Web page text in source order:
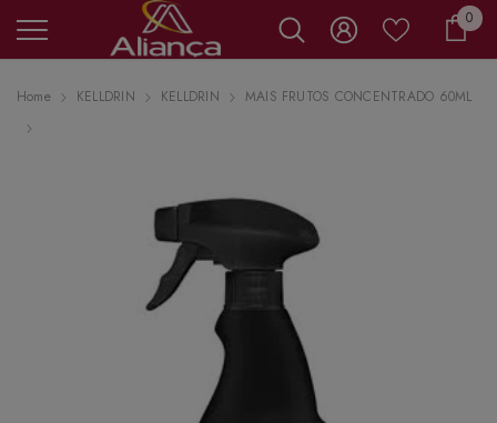
00
Home KELLDRIN KELLDRIN MAIS FRUTOS CONCENTRADO 60ML